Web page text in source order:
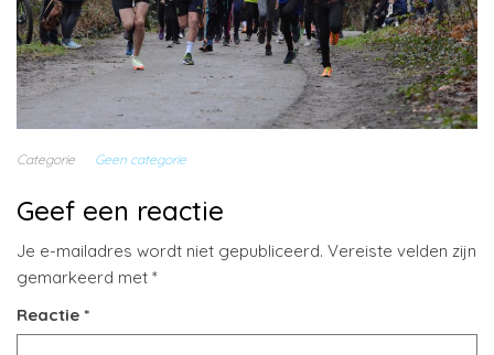
Categorie Geen categorie
Geef een reactie
Je e-mailadres wordt niet gepubliceerd. Vereiste velden zijn
gemarkeerd met *
Reactie *